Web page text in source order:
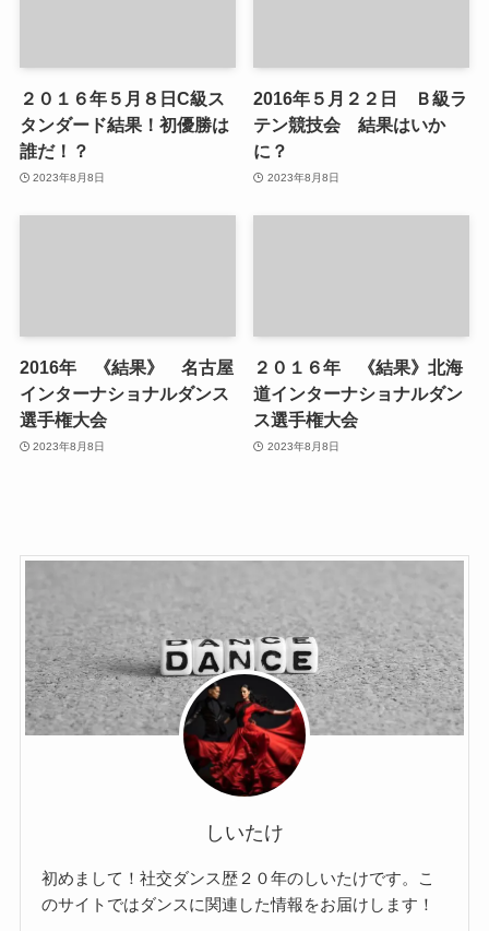
２０１６年５月８日C級ス
タンダード結果！初優勝は
誰だ！？
2023年8月8日
2016年５月２２日 Ｂ級ラ
テン競技会 結果はいか
に？
2023年8月8日
2016年 《結果》 名古屋
インターナショナルダンス
選手権大会
2023年8月8日
２０１６年 《結果》北海
道インターナショナルダン
ス選手権大会
2023年8月8日
しいたけ
初めまして！社交ダンス歴２０年のしいたけです。こ
のサイトではダンスに関連した情報をお届けします！